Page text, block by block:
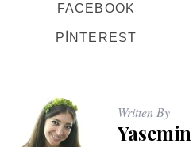
FACEBOOK
PINTEREST
Written By